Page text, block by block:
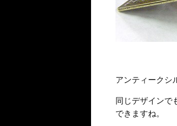
アンティークシ
同じデザインで
できますね。